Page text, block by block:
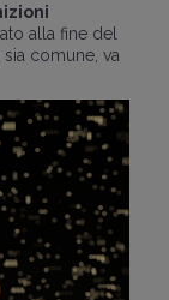
alla fine del
sia comune, va